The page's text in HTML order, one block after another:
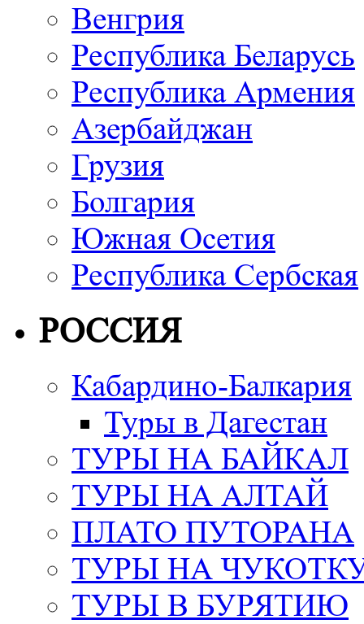
Венгрия
Республика Беларусь
Республика Армения
Азербайджан
Грузия
Болгария
Южная Осетия
Республика Сербская
РОССИЯ
Кабардино-Балкария
Туры в Дагестан
ТУРЫ НА БАЙКАЛ
ТУРЫ НА АЛТАЙ
ПЛАТО ПУТОРАНА
ТУРЫ НА
ТУРЫ В БУРЯТИЮ